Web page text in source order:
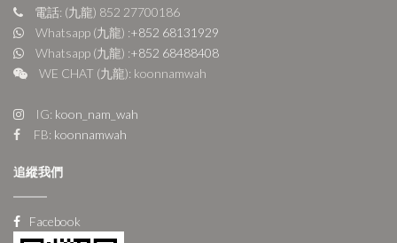
電話: (九龍) 852 27700186
Whatsapp (九龍) :+852 68131929
Whatsapp (九龍) :+852 68488408
WE CHAT (九龍): koonnamwah
IG: koon_nam_wah
FB: koonnamwah
追縱我們
Facebook